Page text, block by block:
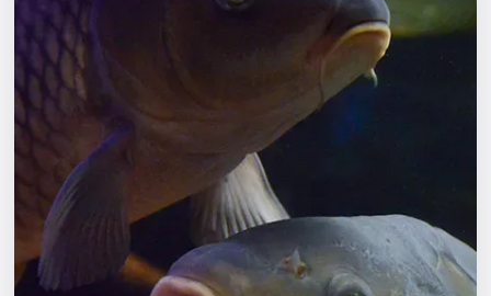
События
Города
Площадки
Артисты